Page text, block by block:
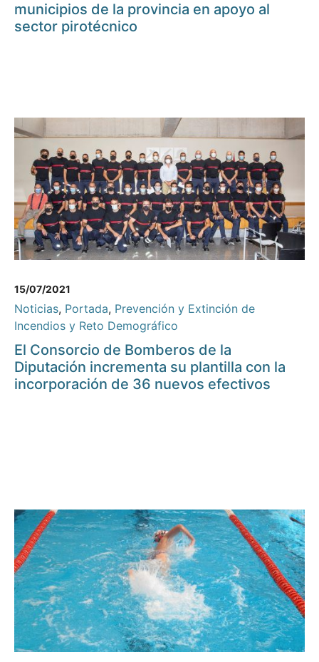
municipios de la provincia en apoyo al
sector pirotécnico
15/07/2021
Noticias, Portada, Prevención y Extinción de
Incendios y Reto Demográfico
El Consorcio de Bomberos de la
Diputación incrementa su plantilla con la
incorporación de 36 nuevos efectivos